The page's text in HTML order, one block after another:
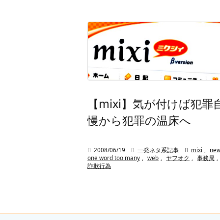
【mixi】気が付けば犯罪
慢から犯罪の温床へ
 2008/06/19  一発ネタ系記事  mixi
one word too many
web ヤフオク 事務局
詐欺行為